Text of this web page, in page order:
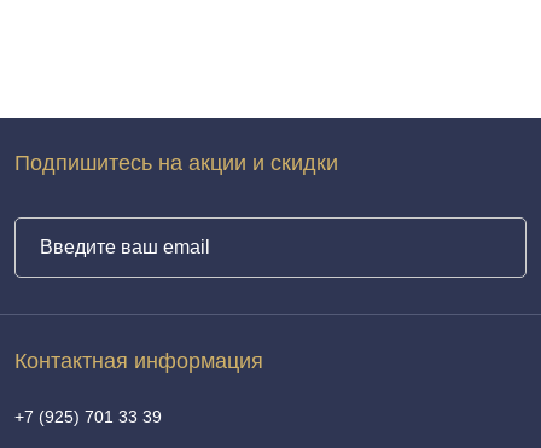
Контактная информация
+7 (925) 701 33 39
Подпишитесь на акции и скидки